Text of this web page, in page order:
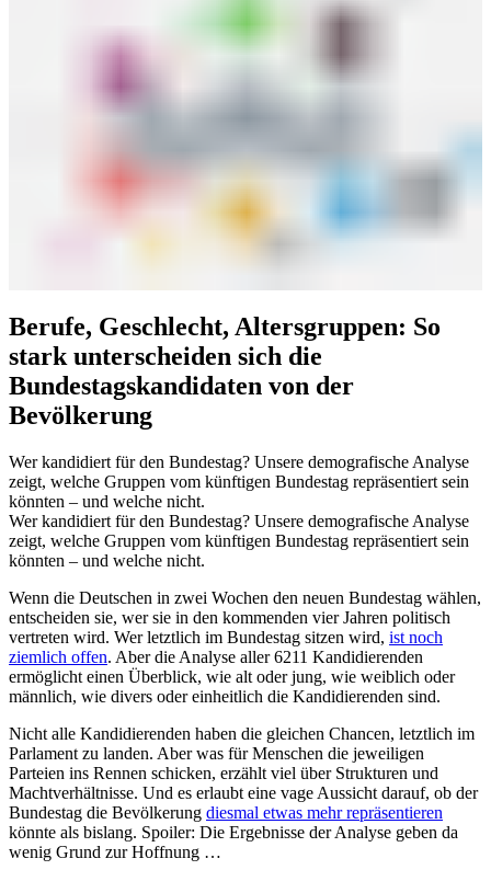
Berufe, Geschlecht, Altersgruppen: So
stark unterscheiden sich die
Bundestagskandidaten von der
Bevölkerung
Wer kandidiert für den Bundestag? Unsere demografische Analyse
zeigt, welche Gruppen vom künftigen Bundestag repräsentiert sein
könnten – und welche nicht.
Wer kandidiert für den Bundestag? Unsere demografische Analyse
zeigt, welche Gruppen vom künftigen Bundestag repräsentiert sein
könnten – und welche nicht.
Wenn die Deutschen in zwei Wochen den neuen Bundestag wählen,
entscheiden sie, wer sie in den kommenden vier Jahren politisch
vertreten wird. Wer letztlich im Bundestag sitzen wird, ist noch
ziemlich offen. Aber die Analyse aller 6211 Kandidierenden
ermöglicht einen Überblick, wie alt oder jung, wie weiblich oder
männlich, wie divers oder einheitlich die Kandidierenden sind.
Nicht alle Kandidierenden haben die gleichen Chancen, letztlich im
Parlament zu landen. Aber was für Menschen die jeweiligen
Parteien ins Rennen schicken, erzählt viel über Strukturen und
Machtverhältnisse. Und es erlaubt eine vage Aussicht darauf, ob der
Bundestag die Bevölkerung diesmal etwas mehr repräsentieren
könnte als bislang. Spoiler: Die Ergebnisse der Analyse geben da
wenig Grund zur Hoffnung …